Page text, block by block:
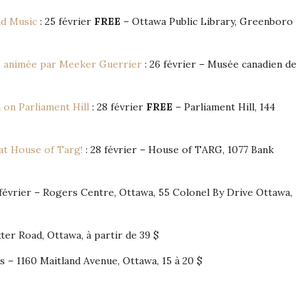
Music : 25 février FREE – Ottawa Public Library, Greenboro
animée par Meeker Guerrier : 26 février – Musée canadien de
Parliament Hill : 28 février FREE – Parliament Hill, 144
House of Targ! : 28 février – House of TARG, 1077 Bank
– Rogers Centre, Ottawa, 55 Colonel By Drive Ottawa,
Road, Ottawa, à partir de 39 $
– 1160 Maitland Avenue, Ottawa, 15 à 20 $